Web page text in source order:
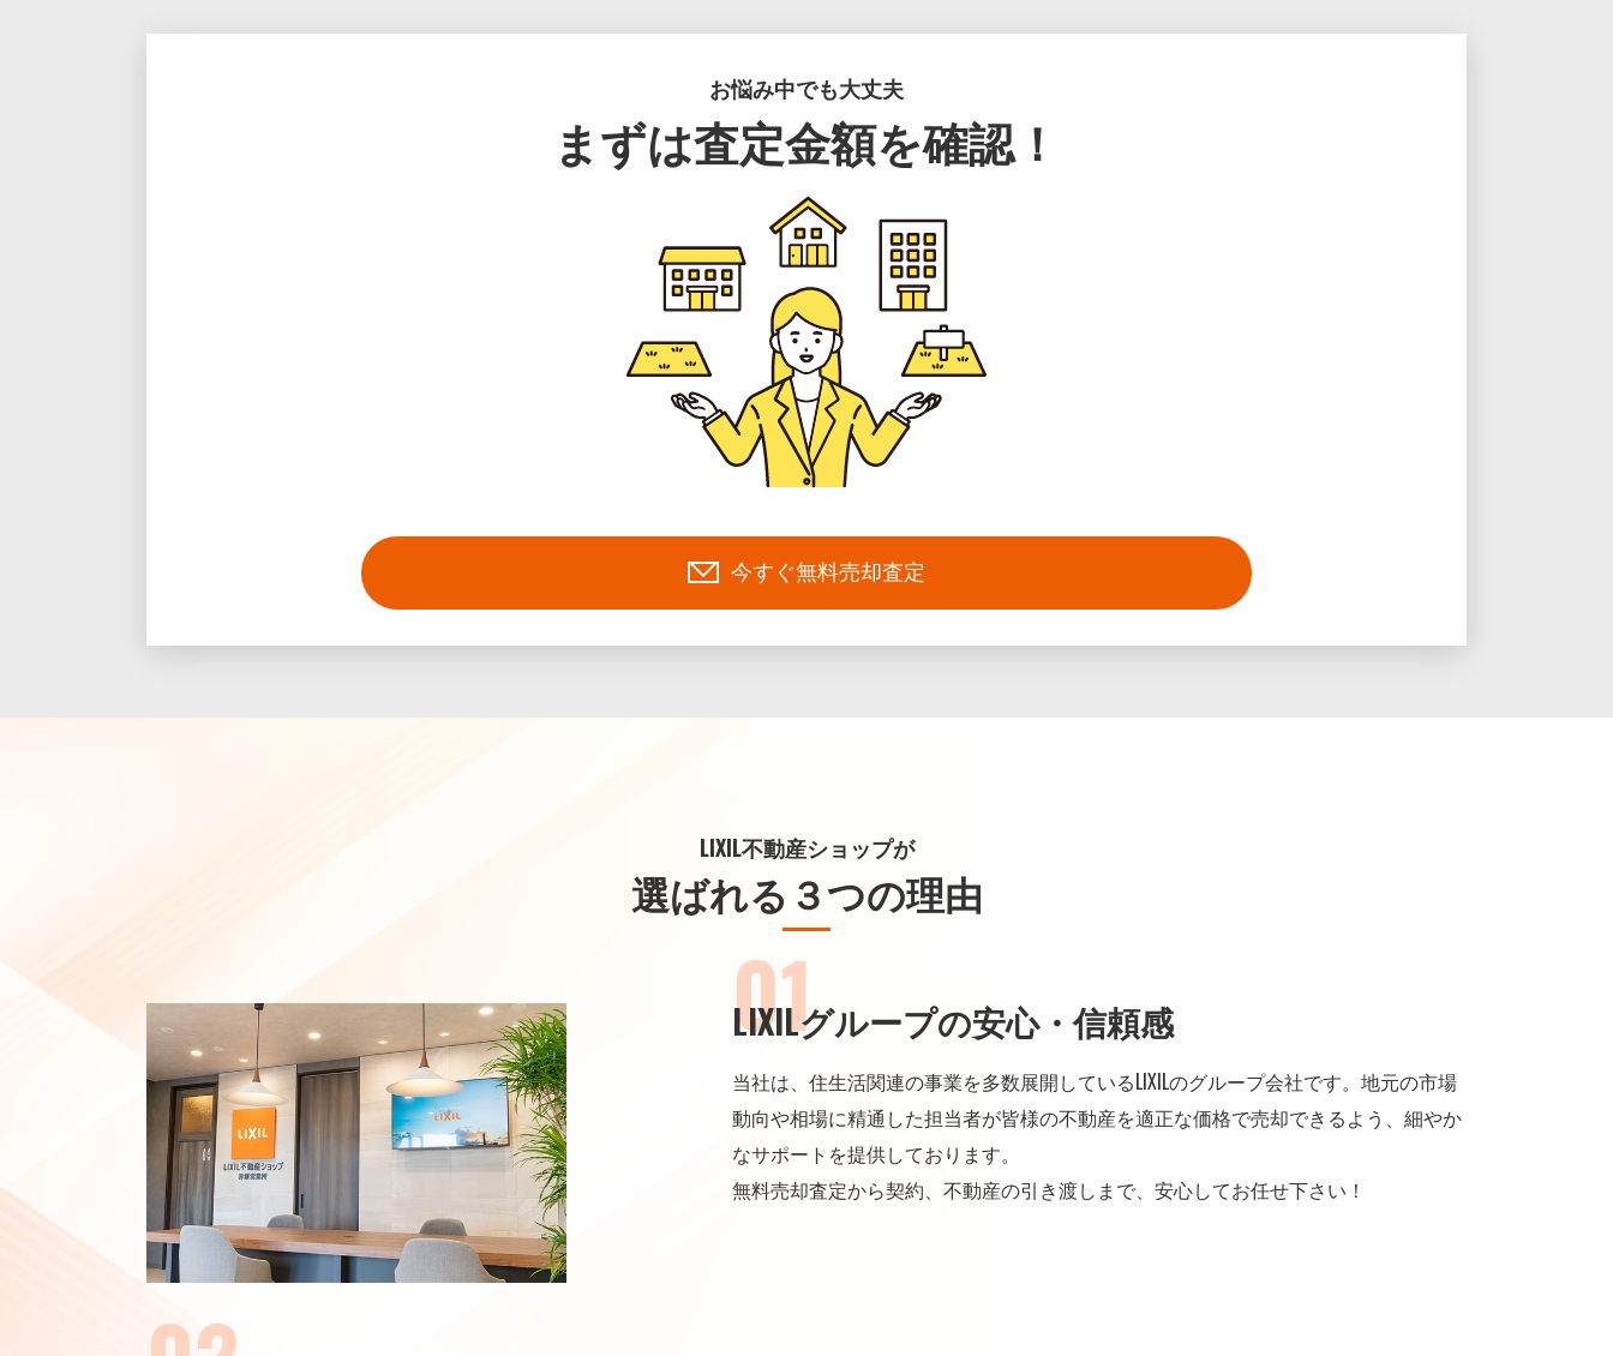
お悩み中でも大丈夫
まずは査定金額を確認！
今すぐ無料売却査定
LIXIL不動産ショップが
選ばれる３つの理由
LIXILグループの安心・信頼感
当社は、住生活関連の事業を多数展開しているLIXILのグループ会社です。地元の市場
動向や相場に精通した担当者が皆様の不動産を適正な価格で売却できるよう、細やか
なサポートを提供しております。
無料売却査定から契約、不動産の引き渡しまで、安心してお任せ下さい！